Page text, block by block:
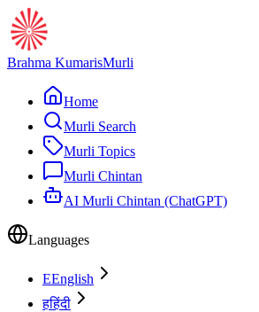
Brahma KumarisMurli
Home
Murli Search
Murli Topics
Murli Chintan
AI Murli Chintan (ChatGPT)
Languages
EEnglish
हहिंदी